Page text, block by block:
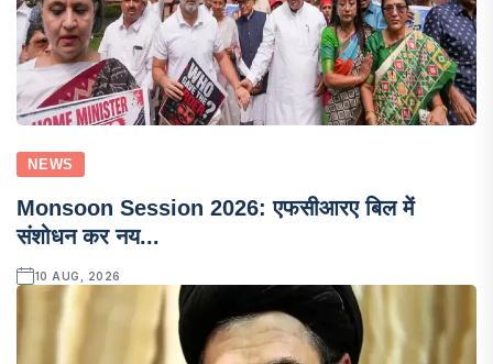
NEWS
Monsoon Session 2026: एफसीआरए बिल में
संशोधन कर नय...
10 AUG, 2026